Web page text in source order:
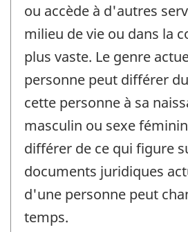
ou accède à d'autres
milieu de vie ou dans la
plus vaste. Le genre
personne peut différer
cette personne à sa
masculin ou sexe
différer de ce qui figure
documents juridiques
d'une personne peut
temps.